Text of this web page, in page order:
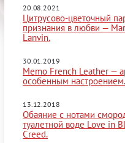
20.08.2021
Цитрусово-цветочный
признания в любви —
Lanvin.
30.01.2019
Memo French Leather —
особенным настроением.
13.12.2018
Обаяние c нотами
туалетной воде Love in
Creed.